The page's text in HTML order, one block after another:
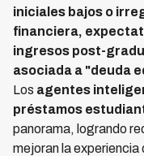
iniciales bajos o
financiera,
ingresos post-
asociada a "deuda
Los agentes
préstamos
panorama, logrando
mejoran la experiencia